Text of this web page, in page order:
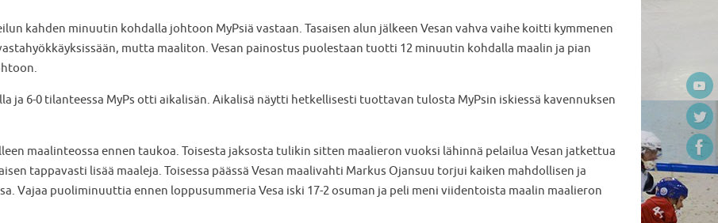
kahden minuutin kohdalla johtoon MyPsiä vastaan. Tasaisen alun jälkeen Vesan vahva vaihe koitti kymmenen
mutta maaliton. Vesan painostus puolestaan tuotti 12 minuutin kohdalla maalin ja pian
ja 6-0 tilanteessa MyPs otti aikalisän. Aikalisä näytti hetkellisesti tuottavan tulosta MyPsin iskiessä kavennuksen
maalinteossa ennen taukoa. Toisesta jaksosta tulikin sitten maalieron vuoksi lähinnä pelailua Vesan jatkettua
tappavasti lisää maaleja. Toisessa päässä Vesan maalivahti Markus Ojansuu torjui kaiken mahdollisen ja
Vajaa puoliminuuttia ennen loppusummeria Vesa iski 17-2 osuman ja peli meni viidentoista maalin maalieron